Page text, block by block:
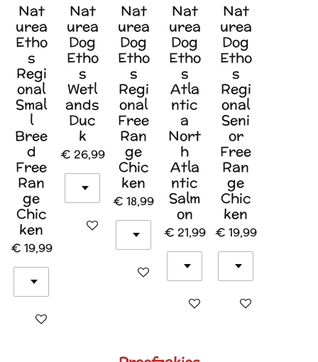
Nat
urea
Etho
s
Regi
onal
Smal
l
Bree
d
Free
Ran
ge
Chic
ken
€ 19,99
In winkelwagen
Nat
urea
Dog
Etho
s
Wetl
ands
Duc
k
€ 26,99
In winkelwagen
Nat
urea
Dog
Etho
s
Regi
onal
Free
Ran
ge
Chic
ken
€ 18,99
In winkelwagen
Nat
urea
Dog
Etho
s
Atla
ntic
a
Nort
h
Atla
ntic
Salm
on
€ 21,99
In winkelwagen
Nat
urea
Dog
Etho
s
Regi
onal
Seni
or
Free
Ran
ge
Chic
ken
€ 19,99
In winkelwagen